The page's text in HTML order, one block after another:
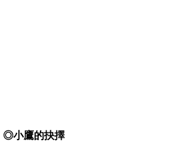
◎小鷹的抉擇